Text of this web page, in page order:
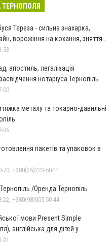
ТЕРНОПОЛЯ
Тереза - сильна знахарка,
ворожіння на кохання, зняття
53
апостиль, легалізація
нотаріуса Тернопіль
00
металу та токарно-давильні
06
пакетів та упаковок в
70, +380(35)223-50-11
/Оренда Тернопіль
22, +380(98)005-50-44
мови Present Simple
англійська для дітей у
01